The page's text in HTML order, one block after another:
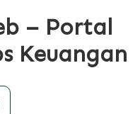
– Portal
Keuangan